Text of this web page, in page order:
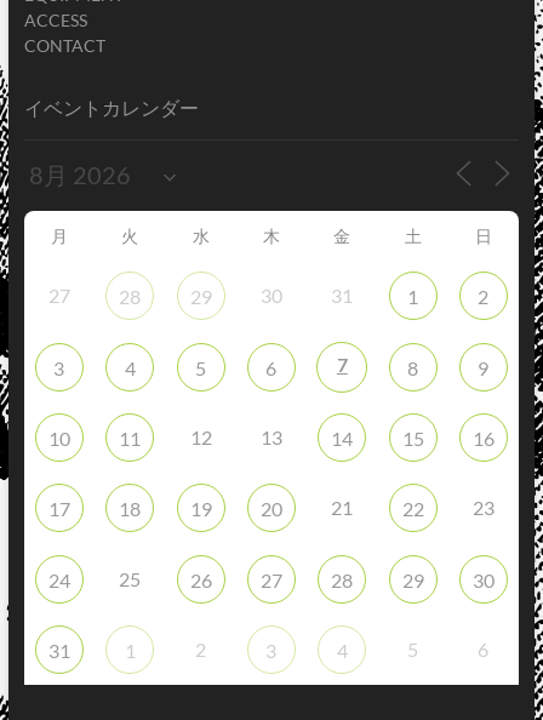
ACCESS
CONTACT
イベントカレンダー
月 火 水 木 金 土 日
27 28 29 30 31 1 2
3 4 5 6 7 8 9
10 11 12 13 14 15 16
17 18 19 20 21 22 23
24 25 26 27 28 29 30
31 1 2 3 4 5 6